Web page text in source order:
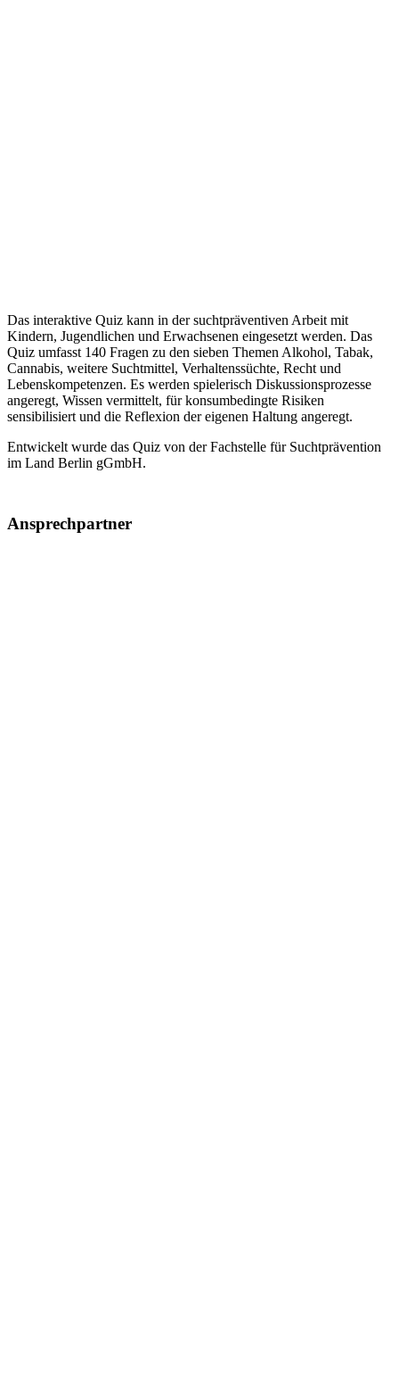
Das interaktive Quiz kann in der suchtpräventiven Arbeit mit
Kindern, Jugendlichen und Erwachsenen eingesetzt werden. Das
Quiz umfasst 140 Fragen zu den sieben Themen Alkohol, Tabak,
Cannabis, weitere Suchtmittel, Verhaltenssüchte, Recht und
Lebenskompetenzen. Es werden spielerisch Diskussionsprozesse
angeregt, Wissen vermittelt, für konsumbedingte Risiken
sensibilisiert und die Reflexion der eigenen Haltung angeregt.
Entwickelt wurde das Quiz von der Fachstelle für Suchtprävention
im Land Berlin gGmbH.
Ansprechpartner